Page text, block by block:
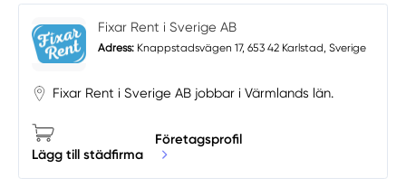
Fixar Rent i Sverige AB
Adress: Knappstadsvägen 17, 653 42 Karlstad, Sverige
Fixar Rent i Sverige AB jobbar i Värmlands län.
Lägg till städfirma
Företagsprofil